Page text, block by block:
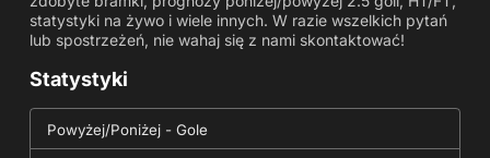
statystyki na żywo i wiele innych. W razie wszelkich pytań
lub spostrzeżeń, nie wahaj się z nami skontaktować!
Statystyki
Powyżej/Poniżej - Gole